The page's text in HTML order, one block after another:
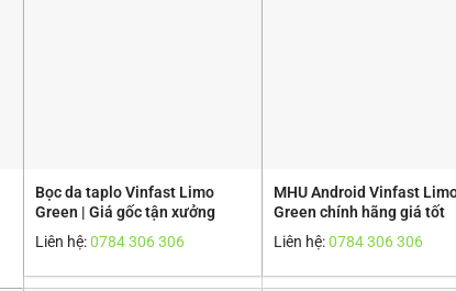
Bọc da taplo Vinfast Limo
Green | Giá gốc tận xưởng
Liên hệ:0784 306 306
MHU Android Vinfast
Green chính hãng giá tốt
Liên hệ:0784 306 306